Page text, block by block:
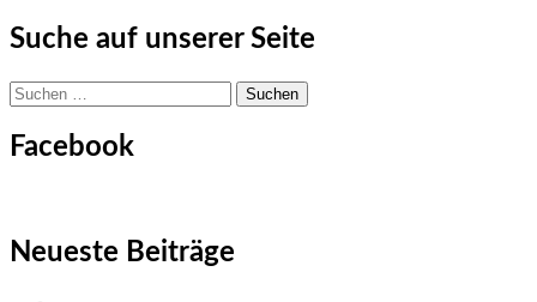
Suche auf unserer Seite
Suchen
nach:
Facebook
Neueste Beiträge